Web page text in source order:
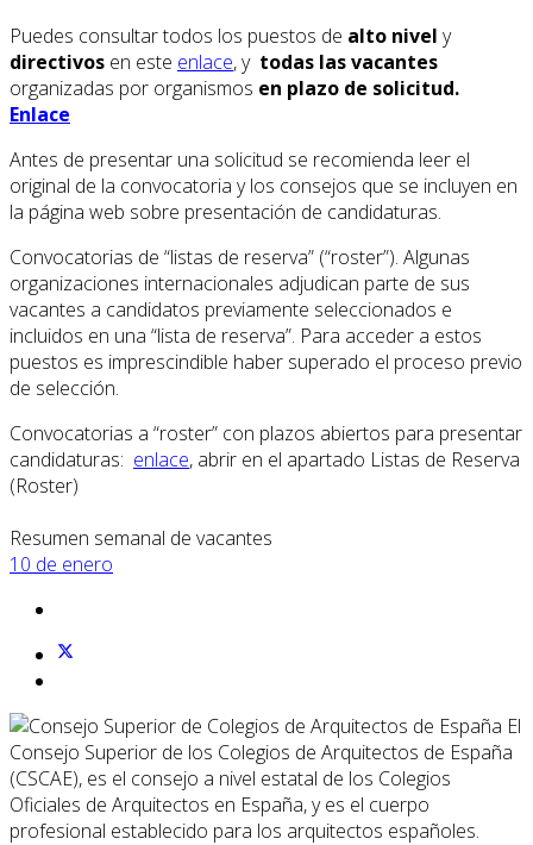
Puedes consultar todos los puestos de alto nivel y
directivos en este enlace, y todas las vacantes
organizadas por organismos en plazo de solicitud.
Enlace
Antes de presentar una solicitud se recomienda leer el
original de la convocatoria y los consejos que se incluyen en
la página web sobre presentación de candidaturas.
Convocatorias de “listas de reserva” (“roster”). Algunas
organizaciones internacionales adjudican parte de sus
vacantes a candidatos previamente seleccionados e
incluidos en una “lista de reserva”. Para acceder a estos
puestos es imprescindible haber superado el proceso previo
de selección.
Convocatorias a “roster” con plazos abiertos para presentar
candidaturas: enlace, abrir en el apartado Listas de Reserva
(Roster)
Resumen semanal de vacantes
10 de enero
El
Consejo Superior de los Colegios de Arquitectos de España
(CSCAE), es el consejo a nivel estatal de los Colegios
Oficiales de Arquitectos en España, y es el cuerpo
profesional establecido para los arquitectos españoles.